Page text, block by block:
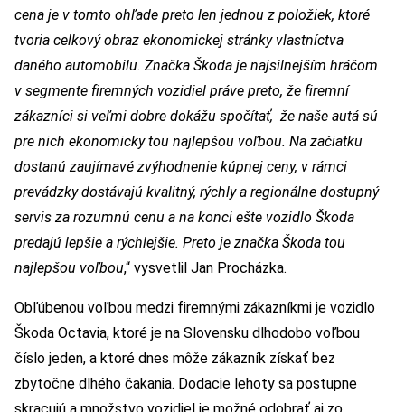
cena je v tomto ohľade preto len jednou z položiek, ktoré
tvoria celkový obraz ekonomickej stránky vlastníctva
daného automobilu. Značka Škoda je najsilnejším hráčom
v segmente firemných vozidiel práve preto, že firemní
zákazníci si veľmi dobre dokážu spočítať, že naše autá sú
pre nich ekonomicky tou najlepšou voľbou. Na začiatku
dostanú zaujímavé zvýhodnenie kúpnej ceny, v rámci
prevádzky dostávajú kvalitný, rýchly a regionálne dostupný
servis za rozumnú cenu a na konci ešte vozidlo Škoda
predajú lepšie a rýchlejšie. Preto je značka Škoda tou
najlepšou voľbou,“ vysvetlil Jan Procházka.
Obľúbenou voľbou medzi firemnými zákazníkmi je vozidlo
Škoda Octavia, ktoré je na Slovensku dlhodobo voľbou
číslo jeden, a ktoré dnes môže zákazník získať bez
zbytočne dlhého čakania. Dodacie lehoty sa postupne
skracujú a množstvo vozidiel je možné odobrať aj zo